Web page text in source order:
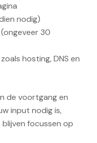
nodig)
30
hosting, DNS en
de voortgang en
input nodig is,
focussen op